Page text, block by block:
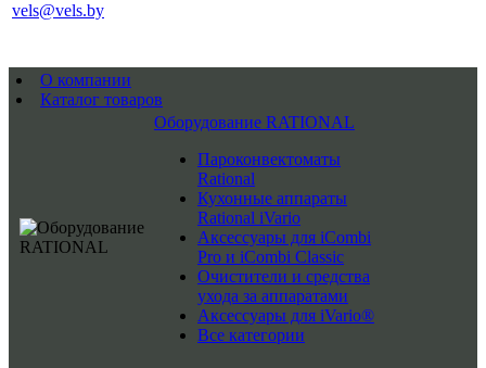
vels@vels.by
О компании
Каталог товаров
Оборудование RATIONAL
Пароконвектоматы
Rational
Кухонные аппараты
Rational iVario
Аксессуары для iCombi
Pro и iCombi Classic
Очистители и средства
ухода за аппаратами
Аксессуары для iVario®
Все категории